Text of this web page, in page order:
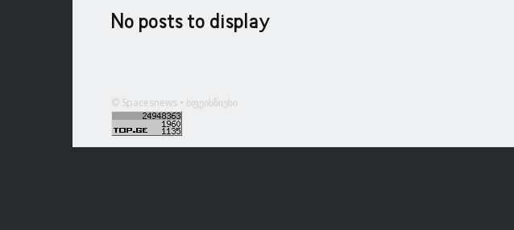
No posts to display
© Spacesnews • სფეისნიუსი